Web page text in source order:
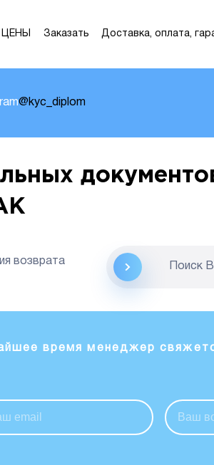
ЦЕНЫ Заказать Доставка, оплата,
@kyc_diplom
возврата
Поиск
время менеджер